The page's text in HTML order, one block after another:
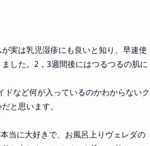
実は乳児湿疹にも良いと知り、早速使
した。2，3週間後にはつるつるの肌に
など何が入っているのかわからないク
と思います。
当に大好きで、お風呂上りヴェレダの